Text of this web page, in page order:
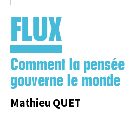
FLUX
Comment la
gouverne le monde
Mathieu QUET